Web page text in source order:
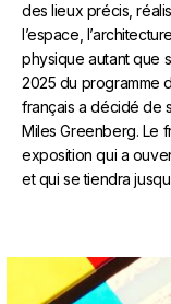
des lieux précis,
l’espace,
physique autant que
2025 du programme
français a décidé de
Miles Greenberg. Le
exposition qui a
et qui se tiendra